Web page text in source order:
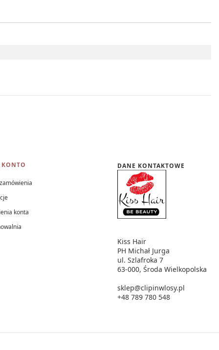
KONTO
konta
DANE KONTAKTOWE
Kiss Hair
PH Michał Jurga
ul. Szlafroka 7
63-000, Środa Wielkopolska
sklep@clipinwlosy.pl
+48 789 780 548